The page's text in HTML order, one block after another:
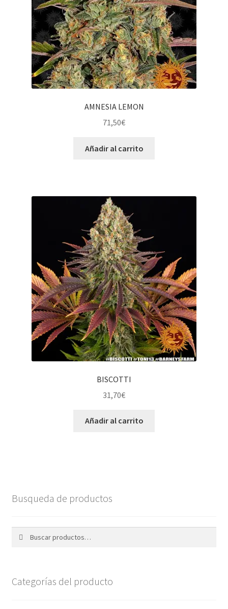
AMNESIA LEMON
71,50€
Añadir al carrito
BISCOTTI
31,70€
Añadir al carrito
Busqueda de productos
Categorías del producto